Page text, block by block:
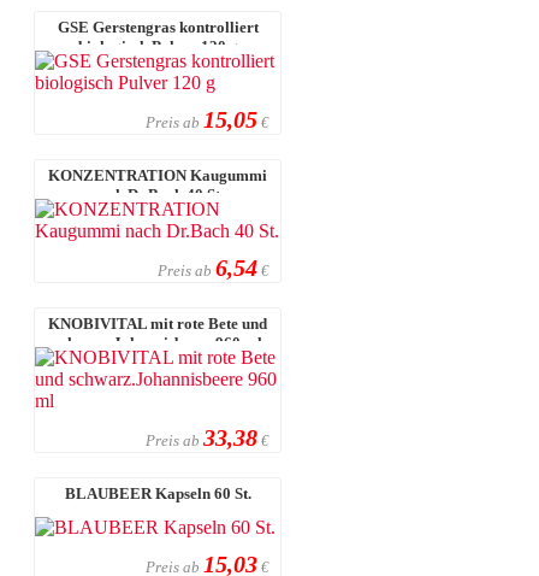
GSE Gerstengras kontrolliert
biologisch Pulver 120 g
Preis ab 15,05 €
KONZENTRATION Kaugummi
nach Dr.Bach 40 St.
Preis ab 6,54 €
KNOBIVITAL mit rote Bete und
schwarz.Johannisbeere 960 ml
Preis ab 33,38 €
BLAUBEER Kapseln 60 St.
Preis ab 15,03 €